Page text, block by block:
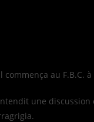
commença au
une